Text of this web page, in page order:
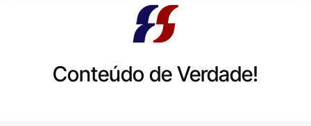
Conteúdo de Verdade!